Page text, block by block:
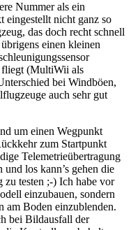
Nummer als ein
eingestellt nicht ganz so
das doch recht schnell
einen kleinen
fliegt (MultiWii als
bei Windböen,
auch sehr gut
um einen Wegpunkt
zum Startpunkt
Telemetrieübertragung
los kann’s gehen die
zu testen ;-) Ich habe vor
einzubauen, sondern
am Boden einzublenden.
bei Bildausfall der